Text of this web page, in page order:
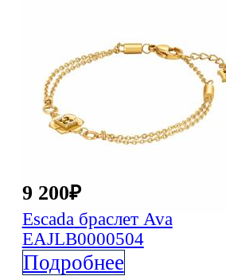
9 200₽
Escadaбраслет Ava
EAJLB0000504
Подробнее